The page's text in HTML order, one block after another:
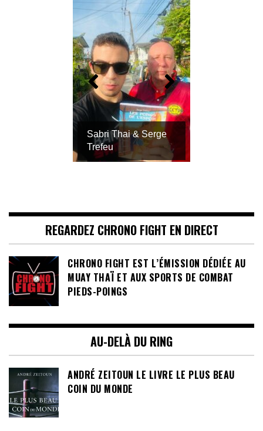
Sabri Thai & Serge
Trefeu
REGARDEZ CHRONO FIGHT EN DIRECT
CHRONO FIGHT EST L’ÉMISSION DÉDIÉE AU
MUAY THAÏ ET AUX SPORTS DE COMBAT
PIEDS-POINGS
AU-DELÀ DU RING
ANDRÉ ZEITOUN LE LIVRE LE PLUS BEAU
COIN DU MONDE